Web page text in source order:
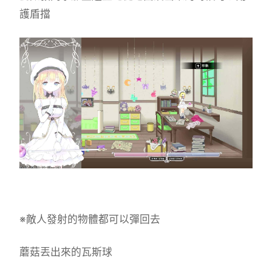
護盾擋
※敵人發射的物體都可以彈回去
蘑菇丟出來的瓦斯球